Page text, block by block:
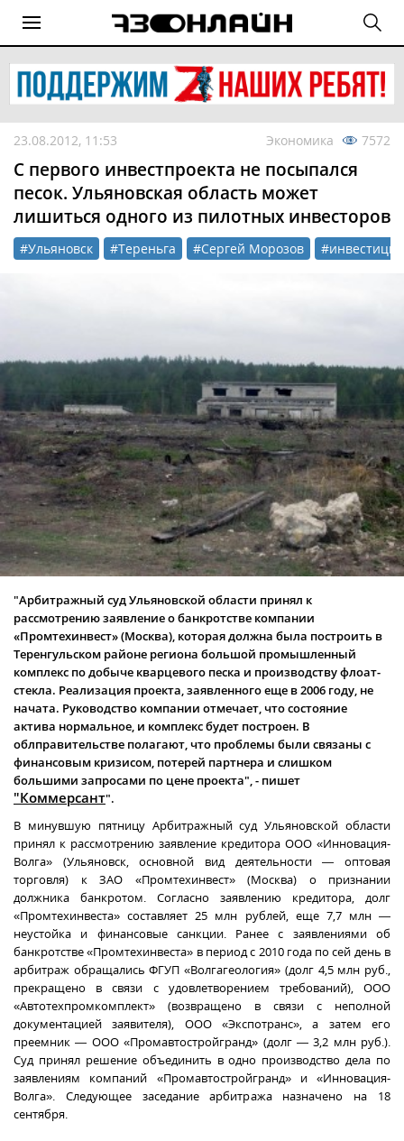
23.08.2012, 11:53 Экономика 7572
С первого инвестпроекта не посыпался
песок. Ульяновская область может
лишиться одного из пилотных инвесторов
#Ульяновск #Тереньга #Сергей Морозов #инвестиции
"Арбитражный суд Ульяновской области принял к
рассмотрению заявление о банкротстве компании
«Промтехинвест» (Москва), которая должна была построить в
Теренгульском районе региона большой промышленный
комплекс по добыче кварцевого песка и производству флоат-
стекла. Реализация проекта, заявленного еще в 2006 году, не
начата. Руководство компании отмечает, что состояние
актива нормальное, и комплекс будет построен. В
облправительстве полагают, что проблемы были связаны с
финансовым кризисом, потерей партнера и слишком
большими запросами по цене проекта", - пишет
"Коммерсант".
В минувшую пятницу Арбитражный суд Ульяновской области
принял к рассмотрению заявление кредитора ООО «Инновация-
Волга» (Ульяновск, основной вид деятельности — оптовая
торговля) к ЗАО «Промтехинвест» (Москва) о признании
должника банкротом. Согласно заявлению кредитора, долг
«Промтехинвеста» составляет 25 млн рублей, еще 7,7 млн —
неустойка и финансовые санкции. Ранее с заявлениями об
банкротстве «Промтехинвеста» в период с 2010 года по сей день в
арбитраж обращались ФГУП «Волгагеология» (долг 4,5 млн руб.,
прекращено в связи с удовлетворением требований), ООО
«Автотехпромкомплект» (возвращено в связи с неполной
документацией заявителя), ООО «Экспотранс», а затем его
преемник — ООО «Промавтостройгранд» (долг — 3,2 млн руб.).
Суд принял решение объединить в одно производство дела по
заявлениям компаний «Промавтостройгранд» и «Инновация-
Волга». Следующее заседание арбитража назначено на 18
сентября.